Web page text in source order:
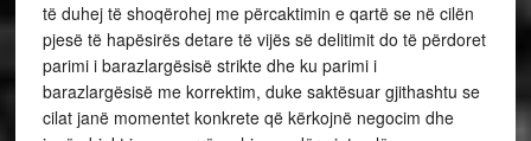
të duhej të shoqërohej me përcaktimin e qartë se në cilën
pjesë të hapësirës detare të vijës së delitimit do të përdoret
parimi i barazlargësisë strikte dhe ku parimi i
barazlargësisë me korrektim, duke saktësuar gjithashtu se
cilat janë momentet konkrete që kërkojnë negocim dhe